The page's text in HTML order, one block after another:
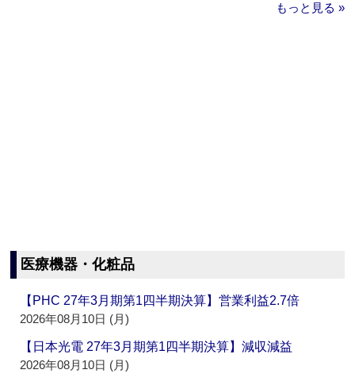
もっと見る »
医療機器・化粧品
【PHC 27年3月期第1四半期決算】営業利益2.7倍
2026年08月10日 (月)
【日本光電 27年3月期第1四半期決算】減収減益
2026年08月10日 (月)